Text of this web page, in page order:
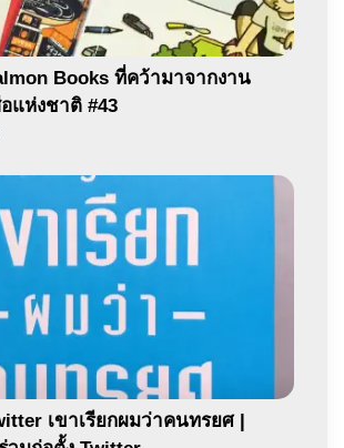
Books ที่คว้ามาจากงาน
แห่งชาติ #43
เขาเรียกผมว่าคนทรยศ |